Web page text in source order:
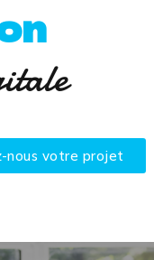
nous votre projet